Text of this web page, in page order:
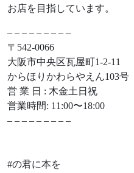
お店を目指しています。
– – – – – – – – –
〒542-0066
大阪市中央区瓦屋町1-2-11
からほりかわらやえん103号
営 業 日 : 木金土日祝
営業時間: 11:00〜18:00
– – – – – – – – –
#の君に本を